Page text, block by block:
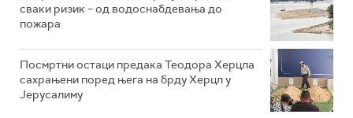
сваки ризик – од водоснабдевања до
пожара
Посмртни остаци предака Теодора Херцла
сахрањени поред њега на брду Херцл у
Јерусалиму